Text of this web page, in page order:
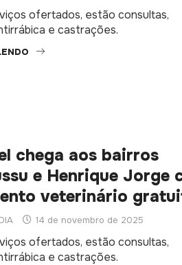
ofertados, estão consultas,
e castrações.
chega aos bairros
e Henrique Jorge
veterinário
14 de novembro de 2025
ofertados, estão consultas,
e castrações.